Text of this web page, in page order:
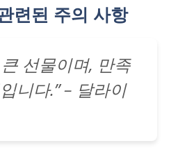
련된 주의 사항
선물이며, 만족
니다.” – 달라이